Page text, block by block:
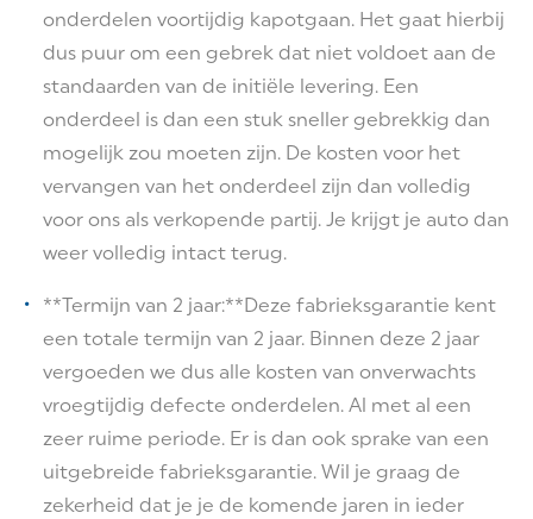
onderdelen voortijdig kapotgaan. Het gaat hierbij
dus puur om een gebrek dat niet voldoet aan de
standaarden van de initiële levering. Een
onderdeel is dan een stuk sneller gebrekkig dan
mogelijk zou moeten zijn. De kosten voor het
vervangen van het onderdeel zijn dan volledig
voor ons als verkopende partij. Je krijgt je auto dan
weer volledig intact terug.
**Termijn van 2 jaar:**Deze fabrieksgarantie kent
een totale termijn van 2 jaar. Binnen deze 2 jaar
vergoeden we dus alle kosten van onverwachts
vroegtijdig defecte onderdelen. Al met al een
zeer ruime periode. Er is dan ook sprake van een
uitgebreide fabrieksgarantie. Wil je graag de
zekerheid dat je je de komende jaren in ieder